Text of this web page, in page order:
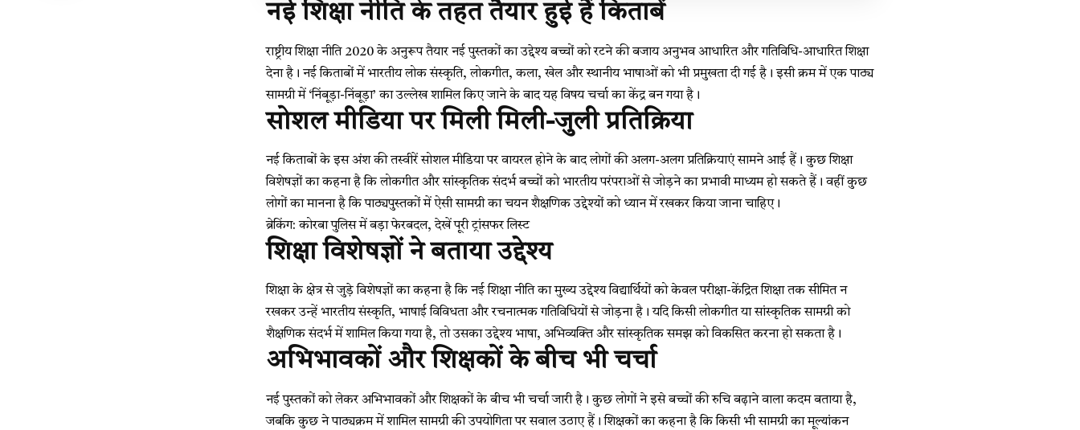
नई शिक्षा नीति के तहत तैयार हुई हैं किताबें
राष्ट्रीय शिक्षा नीति 2020 के अनुरूप तैयार नई पुस्तकों का उद्देश्य बच्चों को रटने की बजाय अनुभव आधारित और गतिविधि-आधारित शिक्षा
देना है। नई किताबों में भारतीय लोक संस्कृति, लोकगीत, कला, खेल और स्थानीय भाषाओं को भी प्रमुखता दी गई है। इसी क्रम में एक पाठ्य
सामग्री में ‘निंबूड़ा-निंबूड़ा’ का उल्लेख शामिल किए जाने के बाद यह विषय चर्चा का केंद्र बन गया है।
सोशल मीडिया पर मिली मिली-जुली प्रतिक्रिया
नई किताबों के इस अंश की तस्वीरें सोशल मीडिया पर वायरल होने के बाद लोगों की अलग-अलग प्रतिक्रियाएं सामने आई हैं। कुछ शिक्षा
विशेषज्ञों का कहना है कि लोकगीत और सांस्कृतिक संदर्भ बच्चों को भारतीय परंपराओं से जोड़ने का प्रभावी माध्यम हो सकते हैं। वहीं कुछ
लोगों का मानना है कि पाठ्यपुस्तकों में ऐसी सामग्री का चयन शैक्षणिक उद्देश्यों को ध्यान में रखकर किया जाना चाहिए।
ब्रेकिंग: कोरबा पुलिस में बड़ा फेरबदल, देखें पूरी ट्रांसफर लिस्ट
शिक्षा विशेषज्ञों ने बताया उद्देश्य
शिक्षा के क्षेत्र से जुड़े विशेषज्ञों का कहना है कि नई शिक्षा नीति का मुख्य उद्देश्य विद्यार्थियों को केवल परीक्षा-केंद्रित शिक्षा तक सीमित न
रखकर उन्हें भारतीय संस्कृति, भाषाई विविधता और रचनात्मक गतिविधियों से जोड़ना है। यदि किसी लोकगीत या सांस्कृतिक सामग्री को
शैक्षणिक संदर्भ में शामिल किया गया है, तो उसका उद्देश्य भाषा, अभिव्यक्ति और सांस्कृतिक समझ को विकसित करना हो सकता है।
अभिभावकों और शिक्षकों के बीच भी चर्चा
नई पुस्तकों को लेकर अभिभावकों और शिक्षकों के बीच भी चर्चा जारी है। कुछ लोगों ने इसे बच्चों की रुचि बढ़ाने वाला कदम बताया है,
जबकि कुछ ने पाठ्यक्रम में शामिल सामग्री की उपयोगिता पर सवाल उठाए हैं। शिक्षकों का कहना है कि किसी भी सामग्री का मूल्यांकन